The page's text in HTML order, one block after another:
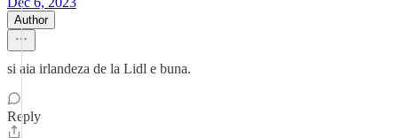
Author
si aia irlandeza de la Lidl e buna.
Reply